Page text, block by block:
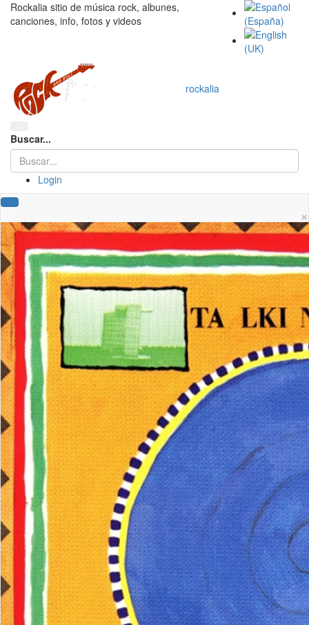
Rockalia sitio de música rock, albunes,
canciones, info, fotos y videos
rockalia
Buscar...
Login
×